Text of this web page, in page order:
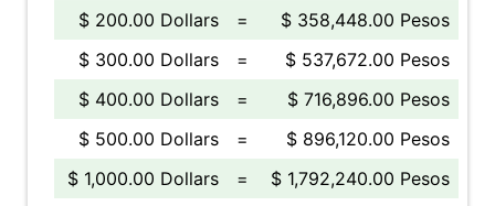
$ 200.00 Dollars
=
$ 358,448.00 Pesos
$ 300.00 Dollars
=
$ 537,672.00 Pesos
$ 400.00 Dollars
=
$ 716,896.00 Pesos
$ 500.00 Dollars
=
$ 896,120.00 Pesos
$ 1,000.00 Dollars
=
$ 1,792,240.00 Pesos